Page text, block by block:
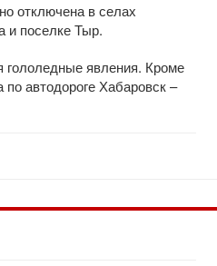
отключена в селах
и поселке Тыр.
гололедные явления. Кроме
по автодороге Хабаровск –